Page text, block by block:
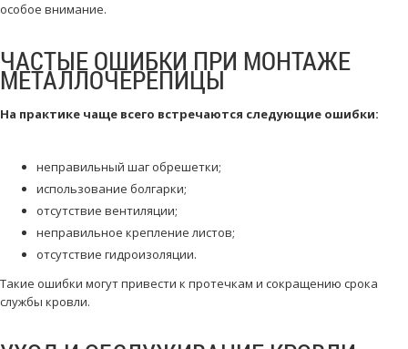
особое внимание.
ЧАСТЫЕ ОШИБКИ ПРИ МОНТАЖЕ
МЕТАЛЛОЧЕРЕПИЦЫ
На практике чаще всего встречаются следующие ошибки:
неправильный шаг обрешетки;
использование болгарки;
отсутствие вентиляции;
неправильное крепление листов;
отсутствие гидроизоляции.
Такие ошибки могут привести к протечкам и сокращению срока
службы кровли.